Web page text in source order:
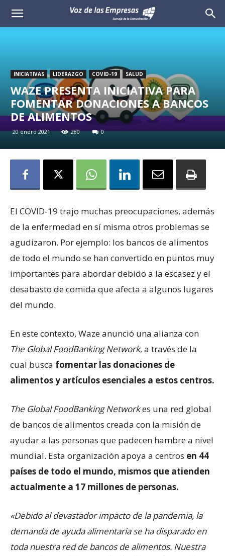
Voz
Empresas
INICIATIVAS LIDERAZGO COVID-19 SALUD
WAZE PRESENTA INICIATIVA PARA
FOMENTAR DONACIONES A BANCOS
DE ALIMENTOS
20 enero 2021 280 0
El COVID-19 trajo muchas preocupaciones, además
de la enfermedad en sí misma otros problemas se
agudizaron. Por ejemplo: los bancos de alimentos
de todo el mundo se han convertido en puntos muy
importantes para abordar debido a la escasez y el
desabasto de comida que afecta a algunos lugares
del mundo.
En este contexto, Waze anunció una alianza con
The Global FoodBanking Network, a través de la
cual busca fomentar las donaciones de
alimentos y artículos esenciales a estos centros.
The Global FoodBanking Networkes una red global
de bancos de alimentos creada con la misión de
ayudar a las personas que padecen hambre a nivel
mundial. Esta organización apoya a centros en 44
países de todo el mundo, mismos que atienden
actualmente a 17 millones de personas.
«Debido al devastador impacto de la pandemia, la
demanda de ayuda alimentaria se ha disparado en
toda nuestra red de bancos de alimentos. Nuestra